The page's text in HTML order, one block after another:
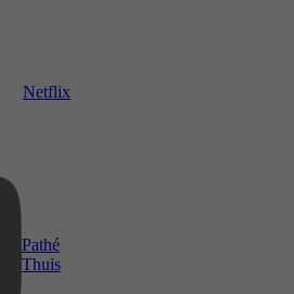
Netflix
Pathé
Thuis